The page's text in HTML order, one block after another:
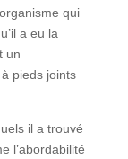
qui
a eu la
un
pieds joints
il a trouvé
l’abordabilité